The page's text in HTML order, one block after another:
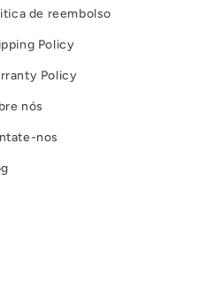
de reembolso
Policy
Policy
nós
nos